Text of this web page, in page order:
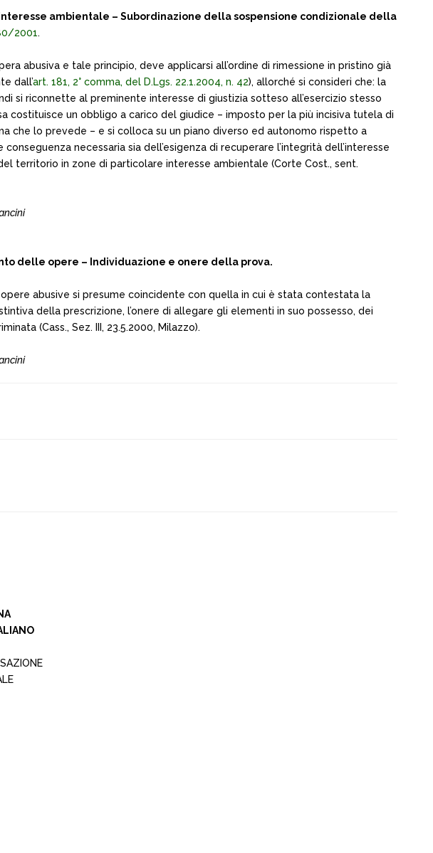
interesse ambientale – Subordinazione della sospensione condizionale della
2001.
abusiva e tale principio, deve applicarsi all’ordine di rimessione in pristino già
dall’art. 181, 2° comma, del D.Lgs. 22.1.2004, n. 42), allorché si consideri che: la
si riconnette al preminente interesse di giustizia sotteso all’esercizio stesso
costituisce un obbligo a carico del giudice – imposto per la più incisiva tutela di
che lo prevede – e si colloca su un piano diverso ed autonomo rispetto a
necessaria sia dell’esigenza di recuperare l’integrità dell’interesse
territorio in zone di particolare interesse ambientale (Corte Cost., sent.
delle opere – Individuazione e onere della prova.
abusive si presume coincidente con quella in cui è stata contestata la
della prescrizione, l’onere di allegare gli elementi in suo possesso, dei
(Cass., Sez. III, 23.5.2000, Milazzo).